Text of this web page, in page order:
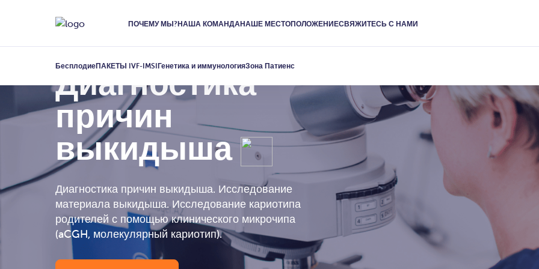
ПОЧЕМУ МЫ?НАША КОМАНДАНАШЕ МЕСТОПОЛОЖЕНИЕСВЯЖИТЕСЬ С НАМИ
БесплодиеПАКЕТЫ IVF-IMSIГенетика и иммунологияЗона Патиенс
Диагностика
причин
выкидыша
Диагностика причин выкидыша. Исследование
материала выкидыша. Исследование кариотипа
родителей с помощью клинического микрочипа
(aCGH, молекулярный кариотип).